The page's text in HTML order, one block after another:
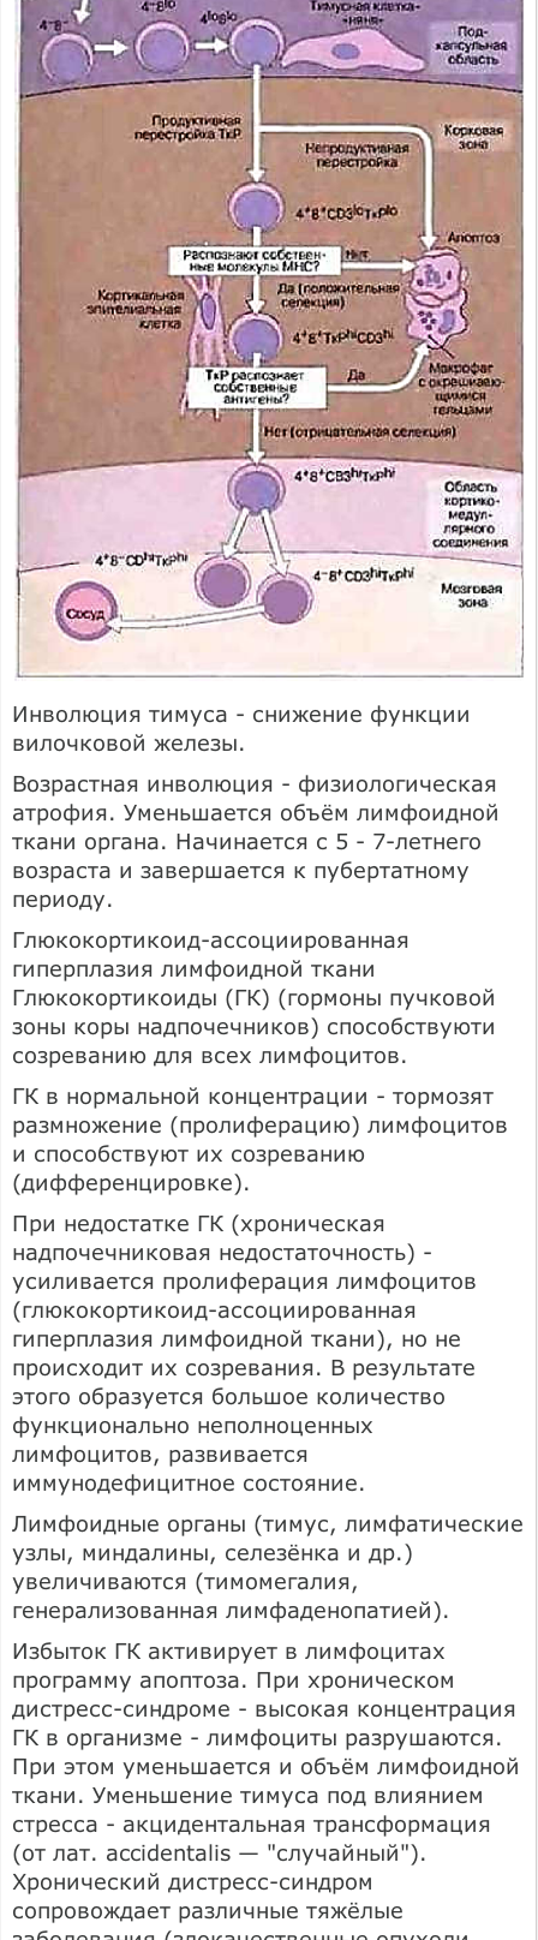
Инволюция тимуса - снижение функции
вилочковой железы.
Возрастная инволюция - физиологическая
атрофия. Уменьшается объём лимфоидной
ткани органа. Начинается с 5 - 7-летнего
возраста и завершается к пубертатному
периоду.
Глюкокортикоид-ассоциированная
гиперплазия лимфоидной ткани
Глюкокортикоиды (ГК) (гормоны пучковой
зоны коры надпочечников) способствуюти
созреванию для всех лимфоцитов.
ГК в нормальной концентрации - тормозят
размножение (пролиферацию) лимфоцитов
и способствуют их созреванию
(дифференцировке).
При недостатке ГК (хроническая
надпочечниковая недостаточность) -
усиливается пролиферация лимфоцитов
(глюкокортикоид-ассоциированная
гиперплазия лимфоидной ткани), но не
происходит их созревания. В результате
этого образуется большое количество
функционально неполноценных
лимфоцитов, развивается
иммунодефицитное состояние.
Лимфоидные органы (тимус, лимфатические
узлы, миндалины, селезёнка и др.)
увеличиваются (тимомегалия,
генерализованная лимфаденопатией).
Избыток ГК активирует в лимфоцитах
программу апоптоза. При хроническом
дистресс-синдроме - высокая концентрация
ГК в организме - лимфоциты разрушаются.
При этом уменьшается и объём лимфоидной
ткани. Уменьшение тимуса под влиянием
стресса - акцидентальная трансформация
(от лат. accidentalis — "случайный").
Хронический дистресс-синдром
сопровождает различные тяжёлые